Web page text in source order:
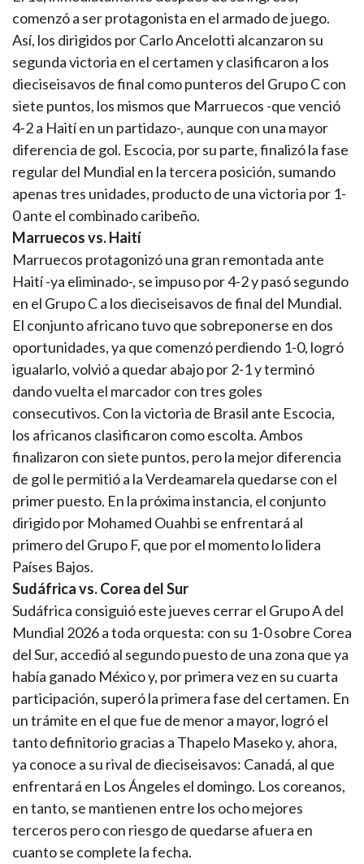
comenzó a ser protagonista en el armado de juego.
Así, los dirigidos por Carlo Ancelotti alcanzaron su
segunda victoria en el certamen y clasificaron a los
dieciseisavos de final como punteros del Grupo C con
siete puntos, los mismos que Marruecos -que venció
4-2 a Haití en un partidazo-, aunque con una mayor
diferencia de gol. Escocia, por su parte, finalizó la fase
regular del Mundial en la tercera posición, sumando
apenas tres unidades, producto de una victoria por 1-
0 ante el combinado caribeño.
Marruecos vs. Haití
Marruecos protagonizó una gran remontada ante
Haití -ya eliminado-, se impuso por 4-2 y pasó segundo
en el Grupo C a los dieciseisavos de final del Mundial.
El conjunto africano tuvo que sobreponerse en dos
oportunidades, ya que comenzó perdiendo 1-0, logró
igualarlo, volvió a quedar abajo por 2-1 y terminó
dando vuelta el marcador con tres goles
consecutivos. Con la victoria de Brasil ante Escocia,
los africanos clasificaron como escolta. Ambos
finalizaron con siete puntos, pero la mejor diferencia
de gol le permitió a la Verdeamarela quedarse con el
primer puesto. En la próxima instancia, el conjunto
dirigido por Mohamed Ouahbi se enfrentará al
primero del Grupo F, que por el momento lo lidera
Países Bajos.
Sudáfrica vs. Corea del Sur
Sudáfrica consiguió este jueves cerrar el Grupo A del
Mundial 2026 a toda orquesta: con su 1-0 sobre Corea
del Sur, accedió al segundo puesto de una zona que ya
había ganado México y, por primera vez en su cuarta
participación, superó la primera fase del certamen. En
un trámite en el que fue de menor a mayor, logró el
tanto definitorio gracias a Thapelo Maseko y, ahora,
ya conoce a su rival de dieciseisavos: Canadá, al que
enfrentará en Los Ángeles el domingo. Los coreanos,
en tanto, se mantienen entre los ocho mejores
terceros pero con riesgo de quedarse afuera en
cuanto se complete la fecha.